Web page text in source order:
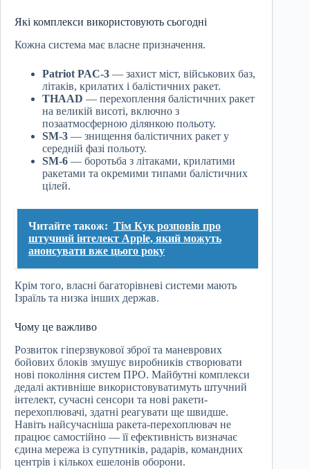
Які комплекси використовують сьогодні
Кожна система має власне призначення.
Patriot PAC-3 — захист міст, військових баз,
літаків, крилатих і балістичних ракет.
THAAD — перехоплення балістичних ракет
на великій висоті, включно з
позаатмосферною ділянкою польоту.
SM-3 — знищення балістичних ракет у
середній фазі польоту.
SM-6 — боротьба з літаками, крилатими
ракетами та окремими типами балістичних
цілей.
Читайте також: Тім Кук розповів про
штучний інтелект Apple, який можуть
анонсувати вже цього року
Крім того, власні багаторівневі системи мають
Ізраїль та низка інших держав.
Чому це важливо
Розвиток гіперзвукової зброї та маневрових
бойових блоків змушує виробників створювати
нові покоління систем ПРО. Майбутні комплекси
дедалі активніше використовуватимуть штучний
інтелект, сучасні сенсори та нові ракети-
перехоплювачі, здатні реагувати ще швидше.
Навіть найсучасніша ракета-перехоплювач не
працює самостійно — її ефективність визначає
єдина мережа із супутників, радарів, командних
центрів і кількох ешелонів оборони.